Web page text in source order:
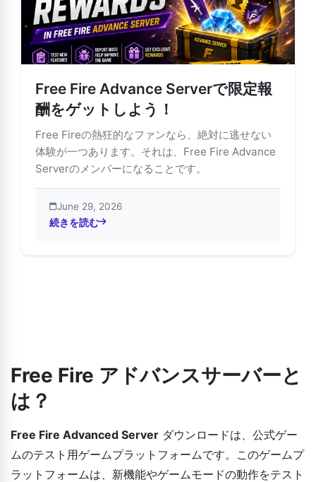
Free Fire Advance Serverで限定報
酬をゲットしよう！
Free Fireの熱狂的なファンなら、絶対に逃せない
体験が一つあります。それは、Free Fire Advance
Serverのメンバーになることです。
June 29, 2026
続きを読む
about Free Fire Advance Serverで限定報酬をゲットしよ
Free Fire アドバンスサーバーと
は？
Free Fire Advanced Server ダウンロードは、公式ゲー
ムのテスト用ゲームプラットフォームです。このゲームプ
ラットフォームは、新機能やゲームモードの動作をテスト